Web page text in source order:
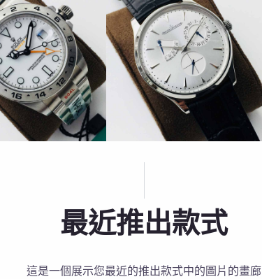
最近推出款式
這是一個展示您最近的推出款式中的圖片的畫廊